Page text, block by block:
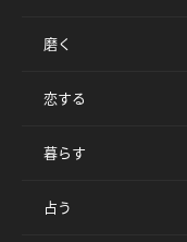
磨く
恋する
暮らす
占う